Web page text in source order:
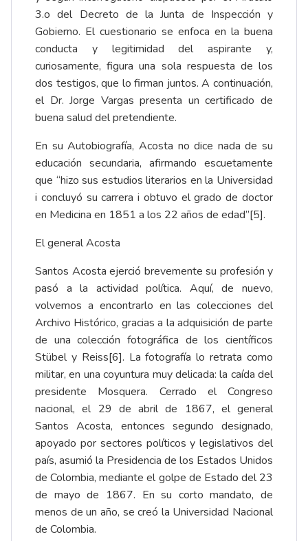
3.o del Decreto de la Junta de Inspección y
Gobierno. El cuestionario se enfoca en la buena
conducta y legitimidad del aspirante y,
curiosamente, figura una sola respuesta de los
dos testigos, que lo firman juntos. A continuación,
el Dr. Jorge Vargas presenta un certificado de
buena salud del pretendiente.
En su Autobiografía, Acosta no dice nada de su
educación secundaria, afirmando escuetamente
que “hizo sus estudios literarios en la Universidad
i concluyó su carrera i obtuvo el grado de doctor
en Medicina en 1851 a los 22 años de edad”[5].
El general Acosta
Santos Acosta ejerció brevemente su profesión y
pasó a la actividad política. Aquí, de nuevo,
volvemos a encontrarlo en las colecciones del
Archivo Histórico, gracias a la adquisición de parte
de una colección fotográfica de los científicos
Stübel y Reiss[6]. La fotografía lo retrata como
militar, en una coyuntura muy delicada: la caída del
presidente Mosquera. Cerrado el Congreso
nacional, el 29 de abril de 1867, el general
Santos Acosta, entonces segundo designado,
apoyado por sectores políticos y legislativos del
país, asumió la Presidencia de los Estados Unidos
de Colombia, mediante el golpe de Estado del 23
de mayo de 1867. En su corto mandato, de
menos de un año, se creó la Universidad Nacional
de Colombia.